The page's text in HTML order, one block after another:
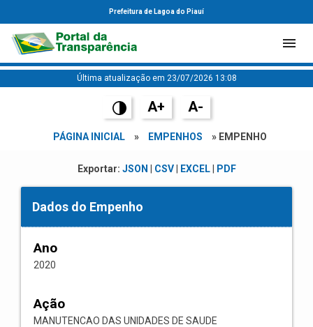
Prefeitura de Lagoa do Piauí
Última atualização em 23/07/2026 13:08
A+ A-
PÁGINA INICIAL » EMPENHOS » EMPENHO
Exportar: JSON CSV| EXCEL| PDF
Dados do Empenho
Ano
2020
Ação
MANUTENCAO DAS UNIDADES DE SAUDE